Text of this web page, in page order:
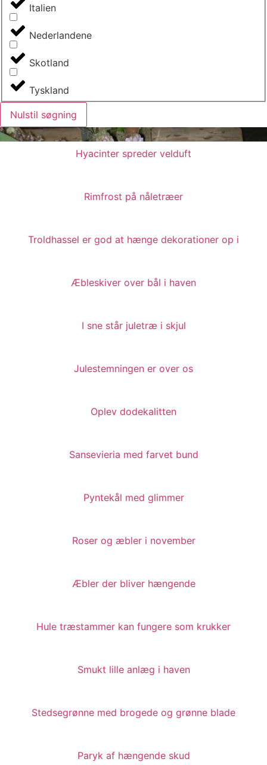
Italien
Nederlandene
Skotland
Tyskland
Nulstil søgning
Hyacinter spreder velduft
Rimfrost på nåletræer
Troldhassel er god at hænge dekorationer op i
Æbleskiver over bål i haven
I sne står juletræ i skjul
Julestemningen er over os
Oplev dodekalitten
Sansevieria med farvet bund
Pyntekål med glimmer
Roser og æbler i november
Æbler der bliver hængende
Hule træstammer kan fungere som krukker
Smukt lille anlæg i haven
Stedsegrønne med brogede og grønne blade
Paryk af hængende skud